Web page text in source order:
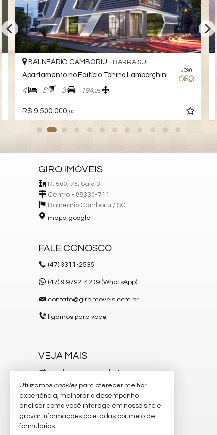
- Coworking
- Playground
- Pista de Carrinhos Elétricos
- Brinquedoteca
- Espaço Gourmet
- Futebol Society
- Salão de Festas
- Terraço
- Sauna Seca
- Spa com Hidro e Descanso
- Piscina Aquecida
- Massagem
- Gourmet Bianco
- Dezembro / 2026
Construtora:
- Embraed
Características do Imóvel
Churrasqueira
Características do Empreendimento
Sauna
Sala de Jogos
Salão de Festas
Piscina
Spa
Espaço Gourmet
#090
BALNEÁRIO CAMBORIÚ - BARRA SUL
Apartamento no Edifício Tonino Lamborghini
4 5 3 194,25
R$ 9.500.000,00
GIRO IMÓVEIS
R. 500, 75, Sala 3
Centro - 88330-711
Balneário Camboriú / SC
mapa google
FALE CONOSCO
(47) 3311-2535
(47) 9.9792-4209 (WhatsApp)
contato@giroimoveis.com.br
ligamos para você
VEJA MAIS
receba nosso newsletter
indicadores financeiros
cadastre seu imóvel
imóveis favoritos
Utilizamos cookiespara oferecer melhor
experiência, melhorar o desempenho,
analisar como você interage em nosso site e
gravar informações coletadas por meio de
formulários.